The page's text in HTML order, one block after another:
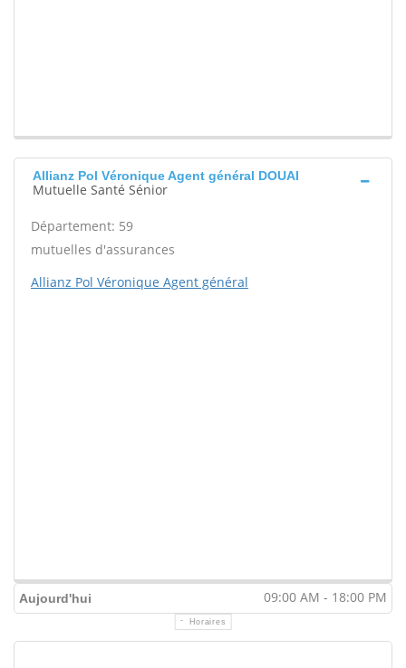
Allianz Pol Véronique Agent général DOUAI
Mutuelle Santé Sénior
Département: 59
mutuelles d'assurances
Allianz Pol Véronique Agent général
Aujourd'hui 09:00 AM - 18:00 PM
Horaires